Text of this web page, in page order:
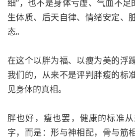
细”，也不是身体亏虚、气血不足
生体质、后天自律、情绪安定、
态。
在这个以胖为福、以瘦为美的浮
我们的，从来不是评判胖瘦的标
见身体的真相。
胖也好，瘦也罢，健康的标准
字，而是：形与神相配，骨与筋